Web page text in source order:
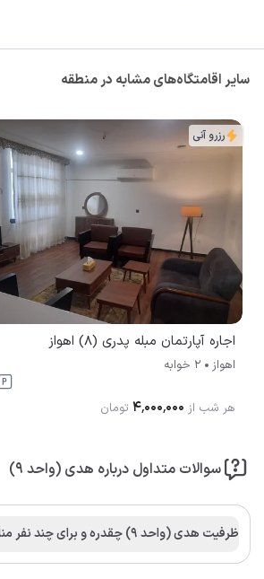
سایر اقامتگاه‌های مشابه در منطقه
رزرو آنی
اجاره آپارتمان مبله پدری (8) اهواز
اهواز 2 خوابه
هر شب از ۴٬۰۰۰٬۰۰۰ تومان
سوالات متداول درباره هدی (واحد 9)
ظرفیت هدی (واحد 9) چقدره و برای چند نفر مناسبه؟